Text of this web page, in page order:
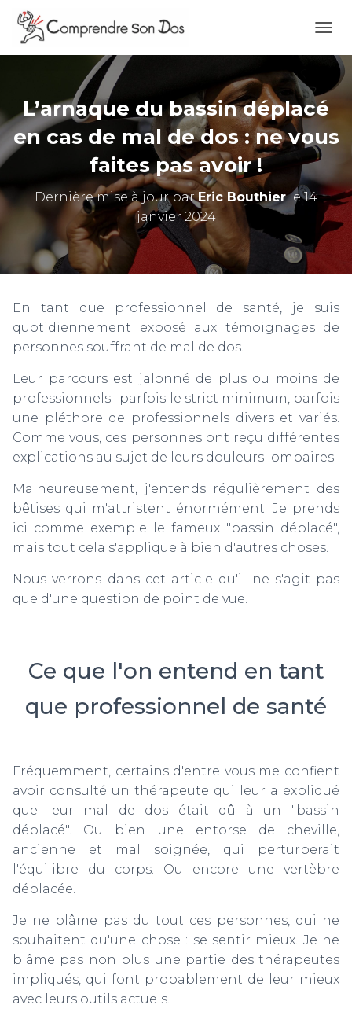
U
I
R
F
E
R
L
G
O
N
L’arnaque du bassin déplacé
en cas de mal de dos : ne vous
faites pas avoir !
Dernière mise à jour parEric Bouthierle 14
janvier 2024
En tant que professionnel de santé, je suis
quotidiennement exposé aux témoignages de
personnes souffrant de mal de dos.
Leur parcours est jalonné de plus ou moins de
professionnels : parfois le strict minimum, parfois
une pléthore de professionnels divers et variés.
Comme vous, ces personnes ont reçu différentes
explications au sujet de leurs douleurs lombaires.
Malheureusement, j'entends régulièrement des
bêtises qui m'attristent énormément. Je prends
ici comme exemple le fameux "bassin déplacé",
mais tout cela s'applique à bien d'autres choses.
Nous verrons dans cet article qu'il ne s'agit pas
que d'une question de point de vue.
Ce que l'on entend en tant
que professionnel de santé
Fréquemment, certains d'entre vous me confient
avoir consulté un thérapeute qui leur a expliqué
que leur mal de dos était dû à un "bassin
déplacé". Ou bien une entorse de cheville,
ancienne et mal soignée, qui perturberait
l'équilibre du corps. Ou encore une vertèbre
déplacée.
Je ne blâme pas du tout ces personnes, qui ne
souhaitent qu'une chose : se sentir mieux. Je ne
blâme pas non plus une partie des thérapeutes
impliqués, qui font probablement de leur mieux
avec leurs outils actuels.